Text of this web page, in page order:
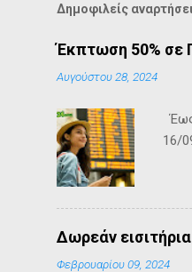
Δημοφιλείς
Έκπτωση 50% σε
Αυγούστου 28, 2024
16/
Δωρεάν
Φεβρουαρίου 09, 2024